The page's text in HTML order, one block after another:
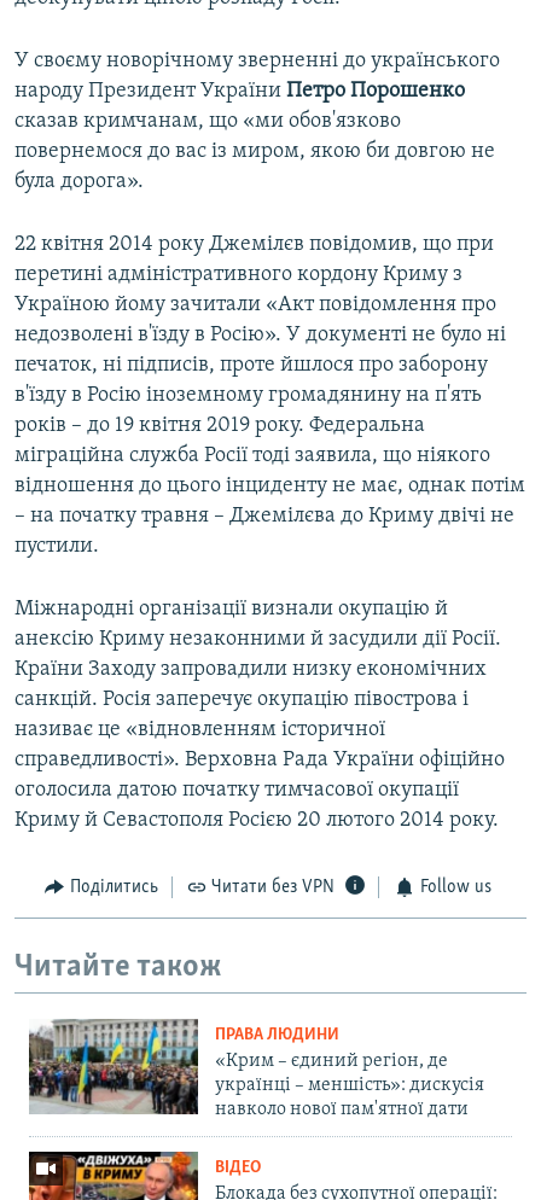
У своєму новорічному зверненні до українського
народу Президент України Петро Порошенко
сказав кримчанам, що «ми обов'язково
повернемося до вас із миром, якою би довгою не
була дорога».
22 квітня 2014 року Джемілєв повідомив, що при
перетині адміністративного кордону Криму з
Україною йому зачитали «Акт повідомлення про
недозволені в'їзду в Росію». У документі не було ні
печаток, ні підписів, проте йшлося про заборону
в'їзду в Росію іноземному громадянину на п'ять
років – до 19 квітня 2019 року. Федеральна
міграційна служба Росії тоді заявила, що ніякого
відношення до цього інциденту не має, однак потім
– на початку травня – Джемілєва до Криму двічі не
пустили.
Міжнародні організації визнали окупацію й
анексію Криму незаконними й засудили дії Росії.
Країни Заходу запровадили низку економічних
санкцій. Росія заперечує окупацію півострова і
називає це «відновленням історичної
справедливості». Верховна Рада України офіційно
оголосила датою початку тимчасової окупації
Криму й Севастополя Росією 20 лютого 2014 року.
Поділитись Читати без VPN Follow us
Читайте також
ПРАВА ЛЮДИНИ
«Крим – єдиний регіон, де
українці – меншість»: дискусія
навколо нової пам'ятної дати
ВІДЕО
Блокада без сухопутної операції: